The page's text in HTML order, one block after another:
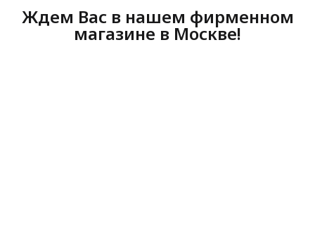
Ждем Вас в нашем фирменном
магазине в Москве!